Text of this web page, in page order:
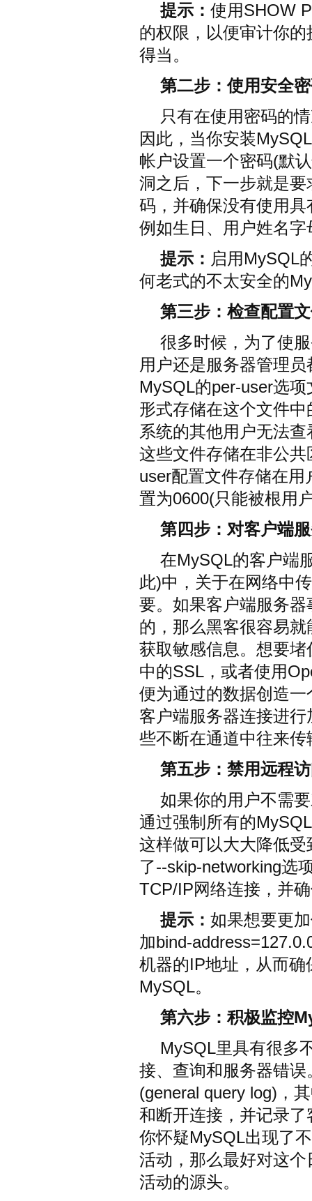
提示： 使用SHOW
的权限，以便审计你
得当。
第二步：使用安全
只有在使用密码的
因此，当你安装
帐户设置一个密码(默
洞之后，下一步就是
码，并确保没有使用
例如生日、用户姓名字
提示： 启用MySQL
何老式的不太安全的
第三步：检查配置
很多时候，为了使
用户还是服务器管理
MySQL的per-user选
形式存储在这个文件
系统的其他用户无法
这些文件存储在非公
user配置文件存储在
置为0600(只能被根用
第四步：对客户端
在MySQL的客户端
此)中，关于在网络中
要。如果客户端服务
的，那么黑客很容易
获取敏感信息。想要
中的SSL，或者使用
便为通过的数据创造
客户端服务器连接进
些不断在通道中往来传
第五步：禁用远程
如果你的用户不需
通过强制所有的
这样做可以大大降低
了--skip-networking选
TCP/IP网络连接，并
提示： 如果想要更
加bind-
机器的IP地址，从而
MySQL。
第六步：积极监控
MySQL里具有很多
接、查询和服务器错
(general query log)，
和断开连接，并记录
你怀疑MySQL出现了
活动，那么最好对这
活动的源头。